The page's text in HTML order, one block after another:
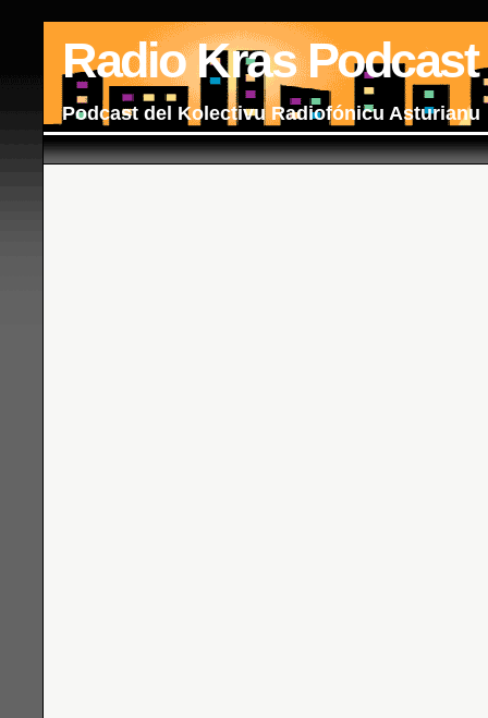
Radio Kras Podcast
Podcast del Kolectivu Radiofónicu Asturianu